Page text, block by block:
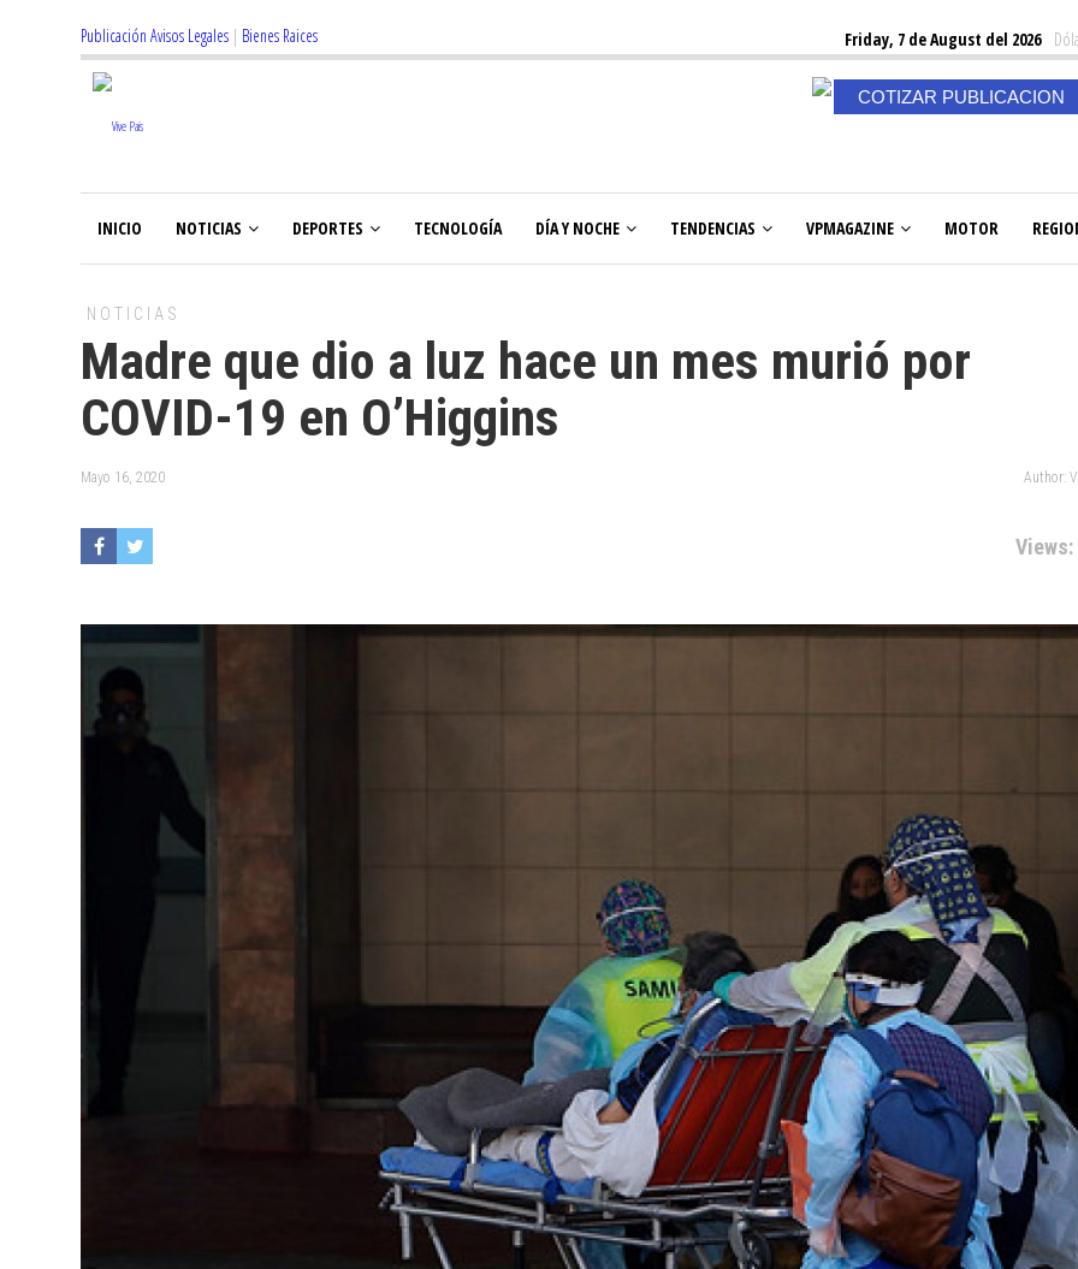
Publicación Avisos Legales | Bienes Raices Friday, 7 de August del 2026
COTIZAR PUBLICACION
INICIO NOTICIAS DEPORTES TECNOLOGÍA DÍA Y NOCHE TENDENCIAS VPMAGAZINE MOTOR
NOTICIAS
Madre que dio a luz hace un mes murió por
COVID-19 en O’Higgins
Mayo 16, 2020 Author:
Views: